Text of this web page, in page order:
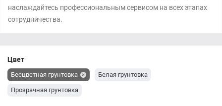
наслаждайтесь профессиональным сервисом на всех этапах
сотрудничества.
Цвет
Бесцветная грунтовка Белая грунтовка
Прозрачная грунтовка